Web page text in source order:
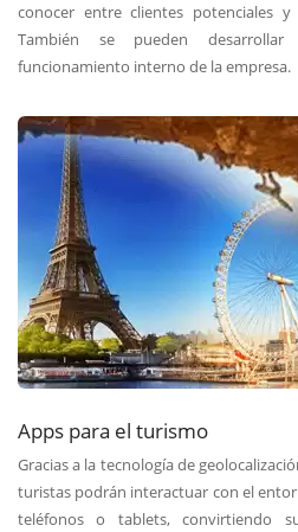
conocer entre clientes potenciales
También se pueden
funcionamiento interno de la empresa.
Apps para el turismo
Gracias a la tecnología de
turistas podrán interactuar con el
teléfonos o tablets, convirtiendo